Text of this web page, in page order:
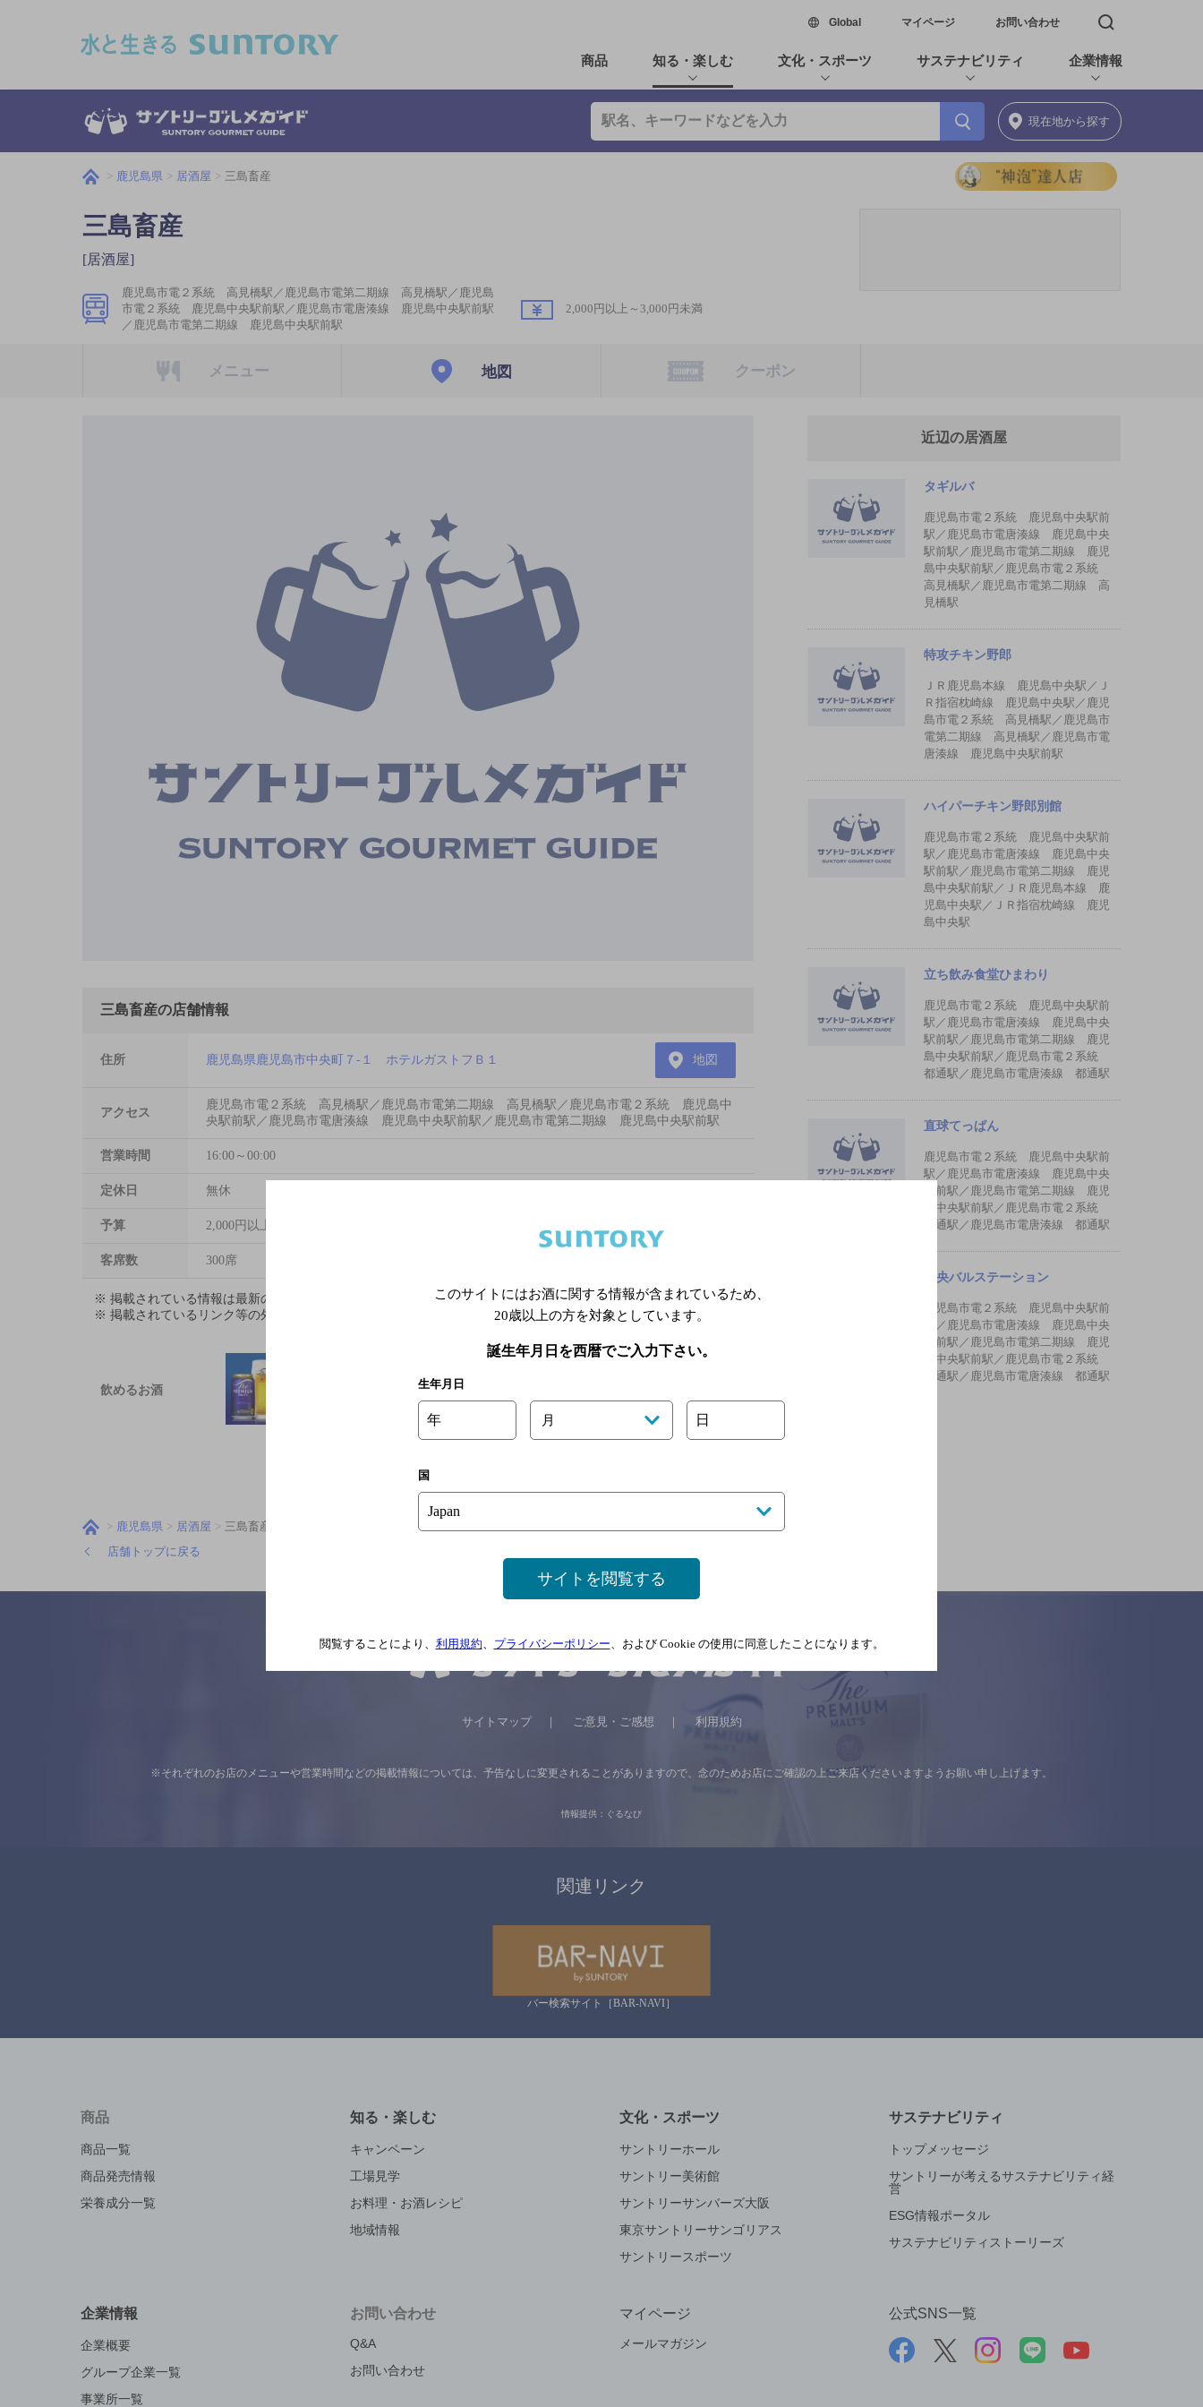
Global新しいウィンドウで開く
マイページ お問い合わせ 検索窓を開く
商品 知る・楽しむ 文化・スポーツ サステナビリティ 企業情報
現在地から探す
鹿児島県 居酒屋 三島畜産
三島畜産
[居酒屋]
鹿児島市電２系統 高見橋駅／鹿児島市電第二期線 高見橋駅／鹿児島
市電２系統 鹿児島中央駅前駅／鹿児島市電唐湊線 鹿児島中央駅前駅
／鹿児島市電第二期線 鹿児島中央駅前駅
2,000円以上～3,000円未満
メニュー 地図 クーポン
三島畜産の店舗情報
住所 鹿児島県鹿児島市中央町７-１ ホテルガストフＢ１ 地図
アクセス
鹿児島市電２系統 高見橋駅／鹿児島市電第二期線 高見橋駅／鹿児島市電２系統 鹿児島中
央駅前駅／鹿児島市電唐湊線 鹿児島中央駅前駅／鹿児島市電第二期線 鹿児島中央駅前駅
営業時間 16:00～00:00
定休日 無休
予算 2,000円以上～3,000円未満
客席数 300席
※ 掲載されている情報は最新の内容と異なる場合があります。詳しくはお店にお問い合わせください。
※ 掲載されているリンク等の外部コンテンツはお客様のご判断でご利用ください。
飲めるお酒
近辺の居酒屋
タギルバ
鹿児島市電２系統 鹿児島中央駅前
駅／鹿児島市電唐湊線 鹿児島中央
駅前駅／鹿児島市電第二期線 鹿児
島中央駅前駅／鹿児島市電２系統
高見橋駅／鹿児島市電第二期線 高
見橋駅
特攻チキン野郎
ＪＲ鹿児島本線 鹿児島中央駅／Ｊ
Ｒ指宿枕崎線 鹿児島中央駅／鹿児
島市電２系統 高見橋駅／鹿児島市
電第二期線 高見橋駅／鹿児島市電
唐湊線 鹿児島中央駅前駅
ハイパーチキン野郎別館
鹿児島市電２系統 鹿児島中央駅前
駅／鹿児島市電唐湊線 鹿児島中央
駅前駅／鹿児島市電第二期線 鹿児
島中央駅前駅／ＪＲ鹿児島本線 鹿
児島中央駅／ＪＲ指宿枕崎線 鹿児
島中央駅
立ち飲み食堂ひまわり
鹿児島市電２系統 鹿児島中央駅前
駅／鹿児島市電唐湊線 鹿児島中央
駅前駅／鹿児島市電第二期線 鹿児
島中央駅前駅／鹿児島市電２系統
都通駅／鹿児島市電唐湊線 都通駅
直球てっぱん
鹿児島市電２系統 鹿児島中央駅前
駅／鹿児島市電唐湊線 鹿児島中央
駅前駅／鹿児島市電第二期線 鹿児
島中央駅前駅／鹿児島市電２系統
都通駅／鹿児島市電唐湊線 都通駅
中央バルステーション
鹿児島市電２系統 鹿児島中央駅前
駅／鹿児島市電唐湊線 鹿児島中央
駅前駅／鹿児島市電第二期線 鹿児
島中央駅前駅／鹿児島市電２系統
都通駅／鹿児島市電唐湊線 都通駅
鹿児島県 居酒屋
三島畜産
店舗トップに戻る
サイトマップ ご意見・ご感想 利用規約
※それぞれのお店のメニューや営業時間などの掲載情報については、 予告なしに変更されることがありますので、 念のためお店にご確認の上ご来店くださいますようお願い申し上げます。
情報提供：ぐるなび
関連リンク
バー検索サイト［BAR-NAVI］
商品
商品一覧
商品発売情報
栄養成分一覧
知る・楽しむ
キャンペーン
工場見学
お料理・お酒レシピ
地域情報
文化・スポーツ
サントリーホール
サントリー美術館
サントリーサンバーズ大阪
東京サントリーサンゴリアス
サントリースポーツ
サステナビリティ
トップメッセージ
サントリーが考えるサステナビリティ経
営
ESG情報ポータル
サステナビリティストーリーズ
企業情報
企業概要
グループ企業一覧
事業所一覧
お問い合わせ
Q&A
お問い合わせ
マイページ
メールマガジン
公式SNS一覧
このサイトにはお酒に関する情報が含まれているため、
20歳以上の方を対象としています。
誕生年月日を西暦でご入力下さい。
生年月日
年 月 日
国
サイトを閲覧する
閲覧することにより、 利用規約、 プライバシーポリシー、および Cookie の使用に同意したことになります。